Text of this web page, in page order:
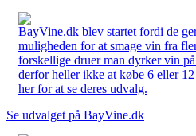
BayVine.dk blev startet fordi de
muligheden for at smage vin fra
forskellige druer man dyrker vin
derfor heller ikke at købe 6 eller
her for at se deres udvalg.
Se udvalget på BayVine.dk